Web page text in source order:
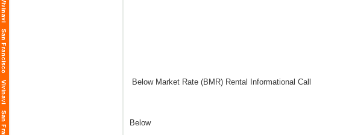
Below Market Rate (BMR) Rental Informational Call
Below